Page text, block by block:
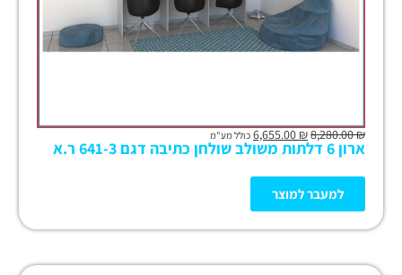
₪
8,280.00
₪ כולל מע"מ
ארון 6 דלתות משולב שולחן כתיבה דגם 641-3 ר.א
למעבר למוצר